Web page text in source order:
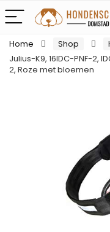
Home Shop
Julius-K9, 16IDC-PNF-2,
2, Roze met bloemen